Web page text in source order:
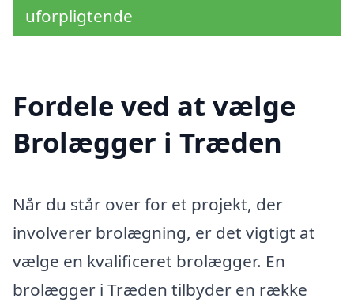
uforpligtende
Fordele ved at vælge
Brolægger i Træden
Når du står over for et projekt, der
involverer brolægning, er det vigtigt at
vælge en kvalificeret brolægger. En
brolægger i Træden tilbyder en række